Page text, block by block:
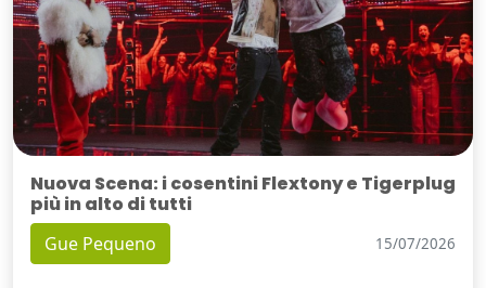
Nuova Scena: i cosentini Flextony e Tigerplug
più in alto di tutti
Gue Pequeno 15/07/2026